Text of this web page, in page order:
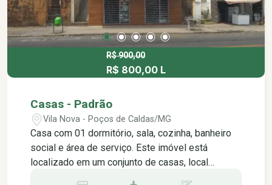
R$ 900,00
R$ 800,00 L
Casas - Padrão
Vila Nova - Poços de Caldas/MG
Casa com 01 dormitório, sala, cozinha, banheiro
social e área de serviço. Este imóvel está
localizado em um conjunto de casas, local